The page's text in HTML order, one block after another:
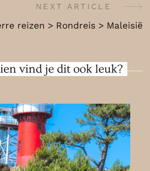
NEXT ARTICLE
reizen > Rondreis > Maleisië
vind je dit ook leuk?